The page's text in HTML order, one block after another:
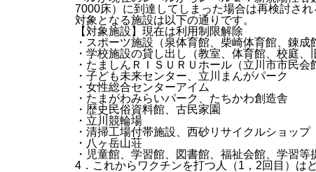
7000床）に到達してしまった場合は再検討され
対象となる施設は以下の通りです。
【対象施設】現在は利用制限解除
・スポーツ施設（泉体育館、柴崎体育館、錬成
・学校施設の貸し出し（教室、体育館、校庭、
・たましんＲＩＳＵＲＵホール（立川市市民会
・子ども未来センター、立川まんがパーク
・女性総合センターアイム
・たまがわみらいパーク、たちかわ創造舎
・歴史民俗資料館、古民家園
・立川競輪場
・清掃工場付帯施設、西砂リサイクルショップ
・八ヶ岳山荘
・児童館、学習館、図書館、福祉会館、学習等
4．これからワクチンを打つ人（1，2回目）は